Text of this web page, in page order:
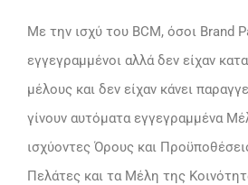
Με την ισχύ του BCM, όσοι Brand
εγγεγραμμένοι αλλά δεν είχαν
μέλους και δεν είχαν κάνει
γίνουν αυτόματα εγγεγραμμένα
ισχύοντες Όρους και
Πελάτες και τα Μέλη της